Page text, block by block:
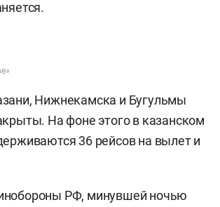
Нижнекамска и Бугульмы
На фоне этого в казанском
36 рейсов на вылет и
РФ, минувшей ночью